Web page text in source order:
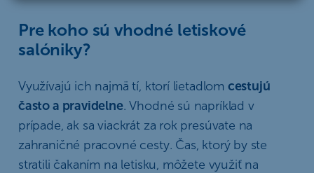
Pre koho sú vhodné letiskové
salóniky?
Využívajú ich najmä tí, ktorí lietadlom cestujú
často a pravidelne. Vhodné sú napríklad v
prípade, ak sa viackrát za rok presúvate na
zahraničné pracovné cesty. Čas, ktorý by ste
stratili čakaním na letisku, môžete využiť na